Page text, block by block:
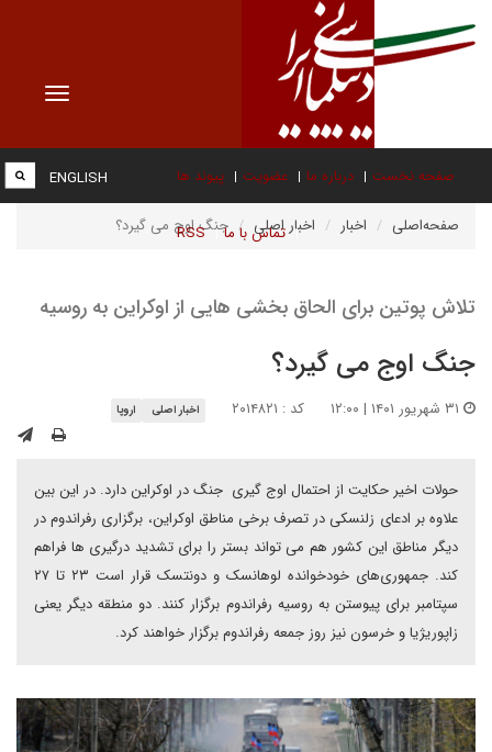
Toggle
صفحه نخست درباره ما عضویت پیوند ها
تماس با ما RSS
ENGLISH
صفحه‌اصلی اخبار اخبار اصلی جنگ اوج می گیرد؟
تلاش پوتین برای الحاق بخشی هایی از اوکراین به روسیه
جنگ اوج می گیرد؟
کد : ۲۰۱۴۸۲۱ اخبار اصلی اروپا
حولات اخیر حکایت از احتمال اوج گیری جنگ در اوکراین دارد. در این بین
علاوه بر ادعای زلنسکی در تصرف برخی مناطق اوکراین، برگزاری رفراندوم در
دیگر مناطق این کشور هم می تواند بستر را برای تشدید درگیری ها فراهم
کند. جمهوری‌های خودخوانده لوهانسک و دونتسک قرار است ۲۳ تا ۲۷
سپتامبر برای پیوستن به روسیه رفراندوم برگزار کنند. دو منطقه دیگر یعنی
زاپوریژیا و خرسون نیز روز جمعه رفراندوم برگزار خواهند کرد.